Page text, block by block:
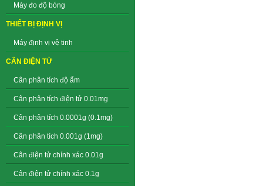
Máy đo độ bóng
THIẾT BỊ ĐỊNH VỊ
Máy định vị vệ tinh
CÂN ĐIỆN TỬ
Cân phân tích độ ẩm
Cân phân tích điện tử 0.01mg
Cân phân tích 0.0001g (0.1mg)
Cân phân tích 0.001g (1mg)
Cân điện tử chính xác 0.01g
Cân điện tử chính xác 0.1g